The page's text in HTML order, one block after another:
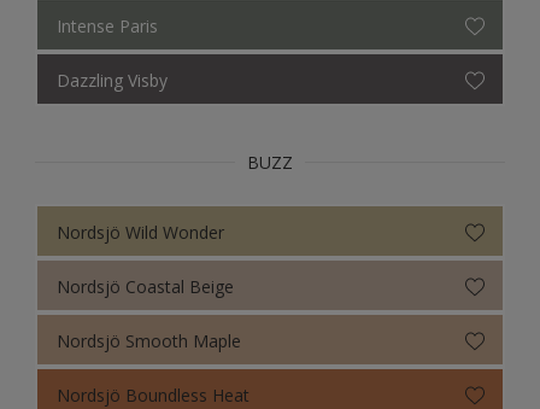
Intense Paris
Dazzling Visby
BUZZ
Nordsjö Wild Wonder
Nordsjö Coastal Beige
Nordsjö Smooth Maple
Nordsjö Boundless Heat